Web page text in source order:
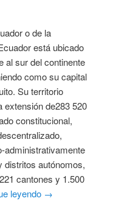
o de la
está ubicado
al sur del continente
como su capital
Su territorio
extensión de283 520
constitucional,
administrativamente
distritos autónomos,
cantones y 1.500
leyendo →